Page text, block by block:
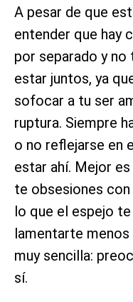
A pesar de que
entender que hay
por separado y
estar juntos, ya
sofocar a tu ser
ruptura. Siempre
o no reflejarse en
estar ahí. Mejor
te obsesiones
lo que el espejo
lamentarte menos
muy sencilla:
sí.